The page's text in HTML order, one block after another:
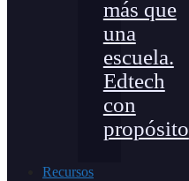
más que
una
escuela.
Edtech
con
propósito
Recursos